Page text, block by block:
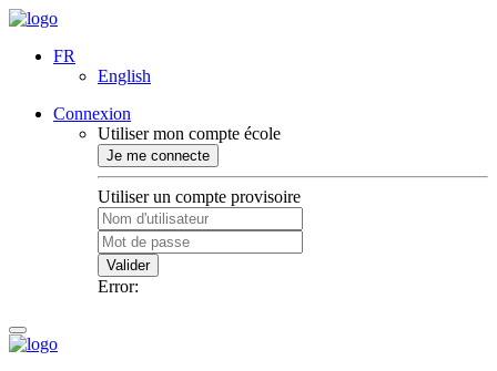
FR
English
Connexion
Utiliser mon compte école
Je me connecte
Utiliser un compte provisoire
Valider
Error: